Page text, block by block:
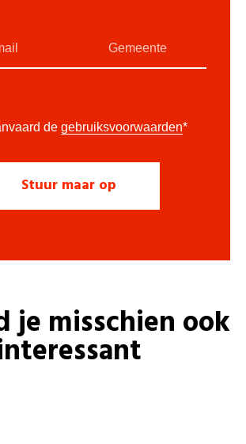
de gebruiksvoorwaarden*
je misschien ook